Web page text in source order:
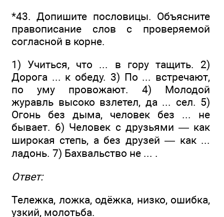
*43. Допишите пословицы. Объясните
правописание слов с проверяемой
согласной в корне.
1) Учиться, что ... в гору тащить. 2)
Дорога ... к обеду. 3) По ... встречают,
по уму провожают. 4) Молодой
журавль высоко взлетел, да ... сел. 5)
Огонь без дыма, человек без ... не
бывает. 6) Человек с друзьями — как
широкая степь, а без друзей — как ...
ладонь. 7) Бахвальство не ... .
Ответ:
Тележка, ложка, одёжка, низко, ошибка,
узкий, молотьба.